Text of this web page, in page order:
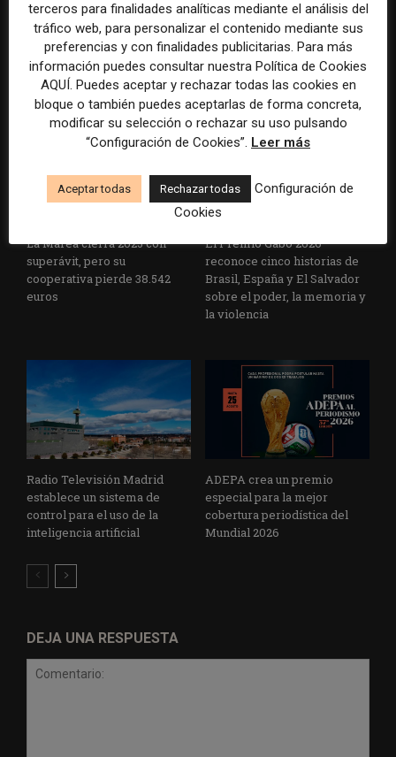
La Universidad CEU
Cardenal Herrera presenta
un informe con pautas para
informar sobre el suicidio
Paul Krugman alerta del
avance de los
multimillonarios sobre los
medios y las plataformas
La Marea cierra 2025 con
superávit, pero su
cooperativa pierde 38.542
euros
El Premio Gabo 2026
reconoce cinco historias de
Brasil, España y El Salvador
sobre el poder, la memoria y
la violencia
Radio Televisión Madrid
establece un sistema de
control para el uso de la
inteligencia artificial
ADEPA crea un premio
especial para la mejor
cobertura periodística del
Mundial 2026
DEJA UNA RESPUESTA
terceros para finalidades analíticas mediante el análisis del
tráfico web, para personalizar el contenido mediante sus
preferencias y con finalidades publicitarias. Para más
información puedes consultar nuestra Política de Cookies
AQUÍ. Puedes aceptar y rechazar todas las cookies en
bloque o también puedes aceptarlas de forma concreta,
modificar su selección o rechazar su uso pulsando
“Configuración de Cookies”. Leer más
Aceptar todas Rechazar todas
Configuración de
Cookies